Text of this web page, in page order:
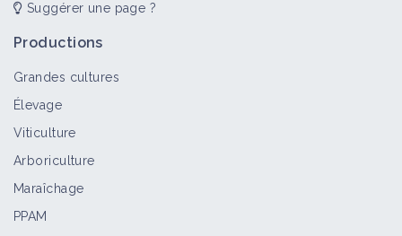
Suggérer une page ?
Productions
Grandes cultures
Élevage
Viticulture
Arboriculture
Maraîchage
PPAM